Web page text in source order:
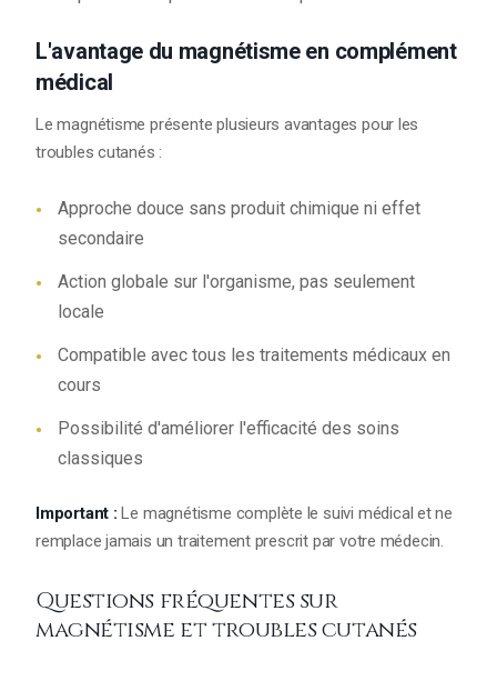
L'avantage du magnétisme en complément
médical
Le magnétisme présente plusieurs avantages pour les
troubles cutanés :
Approche douce sans produit chimique ni effet
secondaire
Action globale sur l'organisme, pas seulement
locale
Compatible avec tous les traitements médicaux en
cours
Possibilité d'améliorer l'efficacité des soins
classiques
Important : Le magnétisme complète le suivi médical et ne
remplace jamais un traitement prescrit par votre médecin.
Questions fréquentes sur
magnétisme et troubles cutanés